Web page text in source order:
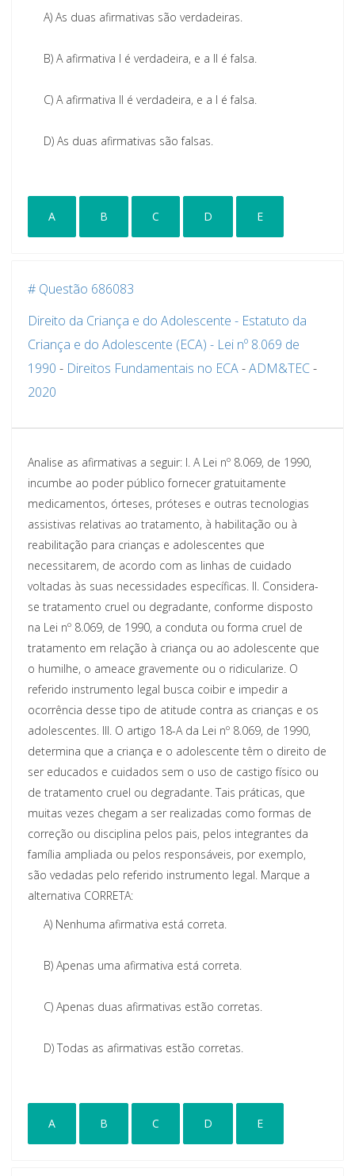
A) As duas afirmativas são verdadeiras.
B) A afirmativa I é verdadeira, e a II é falsa.
C) A afirmativa II é verdadeira, e a I é falsa.
D) As duas afirmativas são falsas.
A B C D E
# Questão 686083
Direito da Criança e do Adolescente - Estatuto da
Criança e do Adolescente (ECA) - Lei nº 8.069 de
1990 - Direitos Fundamentais no ECA-ADM&TEC-
2020
Analise as afirmativas a seguir: I. A Lei nº 8.069, de 1990,
incumbe ao poder público fornecer gratuitamente
medicamentos, órteses, próteses e outras tecnologias
assistivas relativas ao tratamento, à habilitação ou à
reabilitação para crianças e adolescentes que
necessitarem, de acordo com as linhas de cuidado
voltadas às suas necessidades específicas. II. Considera-
se tratamento cruel ou degradante, conforme disposto
na Lei nº 8.069, de 1990, a conduta ou forma cruel de
tratamento em relação à criança ou ao adolescente que
o humilhe, o ameace gravemente ou o ridicularize. O
referido instrumento legal busca coibir e impedir a
ocorrência desse tipo de atitude contra as crianças e os
adolescentes. III. O artigo 18-A da Lei nº 8.069, de 1990,
determina que a criança e o adolescente têm o direito de
ser educados e cuidados sem o uso de castigo físico ou
de tratamento cruel ou degradante. Tais práticas, que
muitas vezes chegam a ser realizadas como formas de
correção ou disciplina pelos pais, pelos integrantes da
família ampliada ou pelos responsáveis, por exemplo,
são vedadas pelo referido instrumento legal. Marque a
alternativa CORRETA:
A) Nenhuma afirmativa está correta.
B) Apenas uma afirmativa está correta.
C) Apenas duas afirmativas estão corretas.
D) Todas as afirmativas estão corretas.
A B C D E